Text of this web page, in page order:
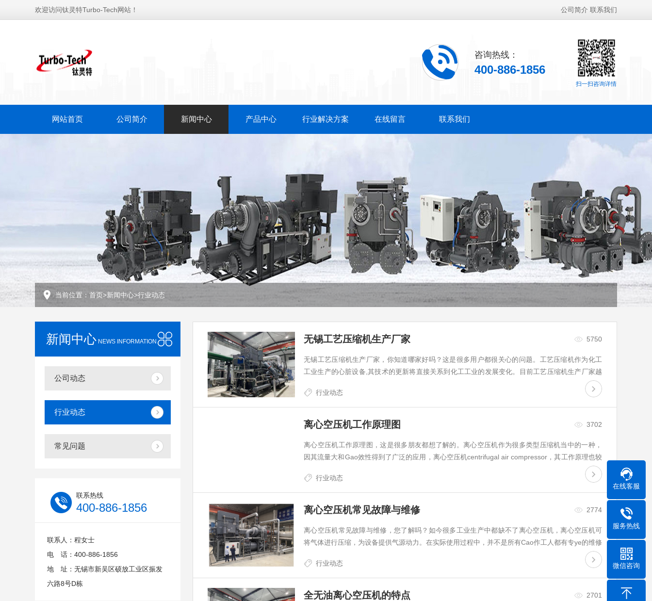
欢迎访问钛灵特Turbo-Tech网站！ 公司简介 联系我们
扫一扫咨询详情
咨询热线：
400-886-1856
网站首页 公司简介 新闻中心 产品中心 行业解决方案 在线留言 联系我们
当前位置： 首页>新闻中心>行业动态
新闻中心 NEWS INFORMATION
公司动态
行业动态
常见问题
联系热线
400-886-1856
联系人：程女士
电 话：400-886-1856
地 址：无锡市新吴区硕放工业区振发
六路8号D栋
无锡工艺压缩机生产厂家 5750
无锡工艺压缩机生产厂家，你知道哪家好吗？这是很多用户都很关心的问题。工艺压缩机作为化工
工业生产的心脏设备,其技术的更新将直接关系到化工工业的发展变化。目前工艺压缩机生产厂家越
来越多，如何选择自己满意的厂家呢？钛灵特有着丰富的技术和经验，能够及时解决和满足客户的
各种需求，提供工艺气体压缩机的整机销售
行业动态
离心空压机工作原理图 3702
离心空压机工作原理图，这是很多朋友都想了解的。离心空压机作为很多类型压缩机当中的一种，
因其流量大和Gao效性得到了广泛的应用，离心空压机centrifugal air compressor，其工作原理也较
为简单，本文将从离心空压机工作原理进行介绍，希望对大家有所帮助。离心空压机工作原理图离
心空压机的工作原理是通过叶轮
行业动态
离心空压机常见故障与维修 2774
离心空压机常见故障与维修，您了解吗？如今很多工业生产中都缺不了离心空压机，离心空压机可
将气体进行压缩，为设备提供气源动力。在实际使用过程中，并不是所有Cao作工人都有专ye的维修
能力，因此及时了解离心空压机的常见故障与维修很重要。不过我们可以求助离心空压机品牌的售
后服务团队，让专ye人员来排忧解难。
行业动态
全无油离心空压机的特点 2701
在线客服
服务热线
微信咨询